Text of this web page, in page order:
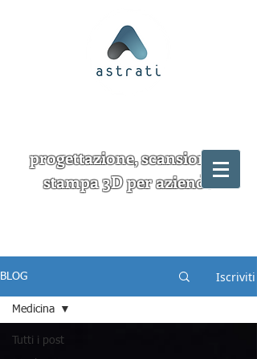
progettazione, scansione e
stampa 3D per aziende
BLOG Iscriviti
Tutti i post
Medicina